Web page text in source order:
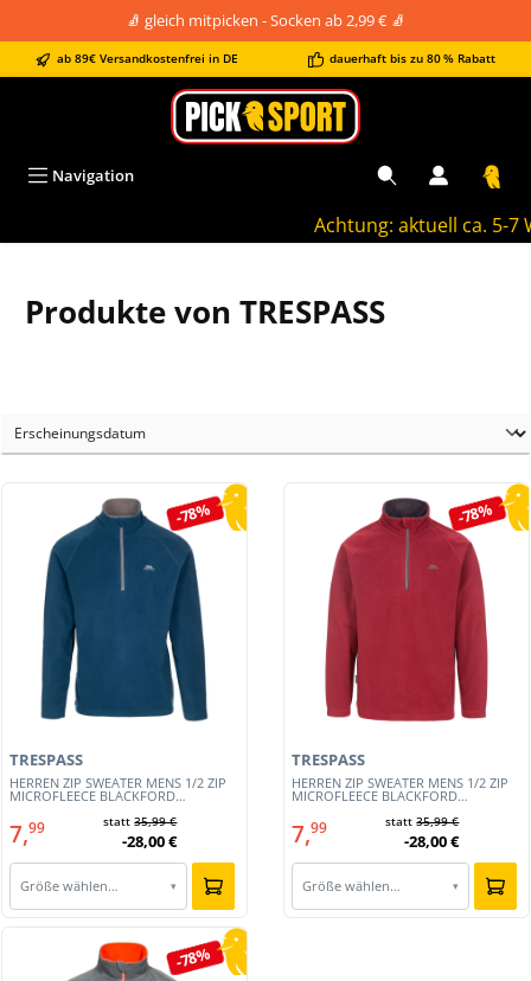
🧦 gleich mitpicken - Socken ab 2,99 € 🧦
ab 89€ Versandkostenfrei in DE dauerhaft bis zu 80 % Rabatt
Achtung: aktuell ca. 5-7
Navigation
Produkte von TRESPASS
-78%
HERREN ZIP SWEATER MENS 1/2 ZIP
MICROFLEECE BLACKFORD
TRESPASS
7,99 statt35,99 €
-28,00 €
Größe wählen… ▾
-78%
HERREN ZIP SWEATER MENS 1/2 ZIP
MICROFLEECE BLACKFORD
TRESPASS
7,99 statt35,99 €
-28,00 €
Größe wählen… ▾
-78%